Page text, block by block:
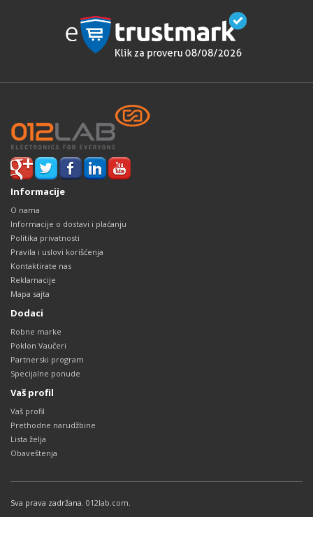
Informacije
O nama
Informacije o dostavi i plaćanju
Politika privatnosti
Pravila i uslovi korišćenja
Kontaktirate nas
Reklamacije
Mapa sajta
Dodaci
Robne marke
Poklon Vaučeri
Partnerski program
Specijalne ponude
Vaš profil
Vaš profil
Prethodne narudžbine
Lista želja
Obaveštenja
Sva prava zadržana. 012lab.com.